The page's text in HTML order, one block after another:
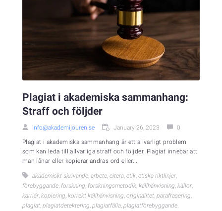
Plagiat i akademiska sammanhang:
Straff och följder
info@akademijouren.se January 26, 2023 0
Plagiat i akademiska sammanhang är ett allvarligt problem
som kan leda till allvarliga straff och följder. Plagiat innebär att
man lånar eller kopierar andras ord eller...
akademiskt skrivande arbete citera etik etiska riktlinjer
förebyggande forskning forskningsmetodik källhänvisning källor
karriär kopiering korrekt källhänvisning originalitet parafrasering
plagiat plagiatdetektering plagiatfälla plagiatförebyggande